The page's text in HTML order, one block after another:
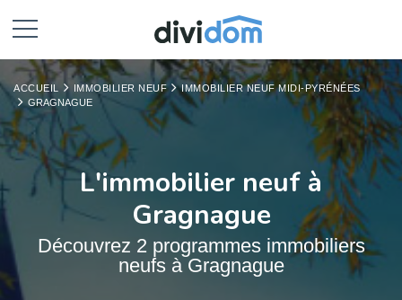
ACCUEIL IMMOBILIER NEUF
IMMOBILIER NEUF MIDI-PYRÉNÉES
GRAGNAGUE
L'immobilier neuf à
Gragnague
Découvrez 2 programmes immobiliers
neufs à Gragnague